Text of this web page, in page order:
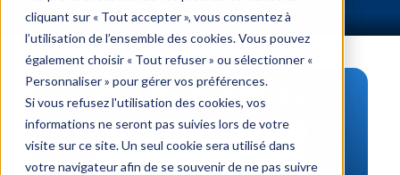
cliquant sur « Tout accepter », vous consentez à
l’utilisation de l’ensemble des cookies. Vous pouvez
également choisir « Tout refuser » ou sélectionner «
Personnaliser » pour gérer vos préférences.
Si vous refusez l'utilisation des cookies, vos
informations ne seront pas suivies lors de votre
visite sur ce site. Un seul cookie sera utilisé dans
votre navigateur afin de se souvenir de ne pas suivre
RECHERCHE DE PIÈCES
Véhicule | NIV
Numéro de pièce | interchange